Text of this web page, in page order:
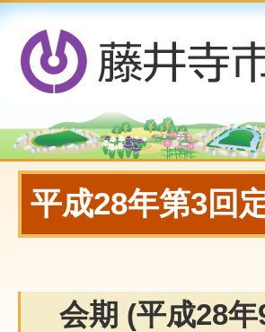
平成28年第3回
会期 (平成28年